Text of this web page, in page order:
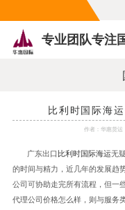
专业团队专注
比利时国际海
作者：华惠货运
广东出口 比利时国际海运无
的时间与精力，近几年的发展趋
公司可协助走完所有流程，但一
代理公司价格怎么样，则与服务